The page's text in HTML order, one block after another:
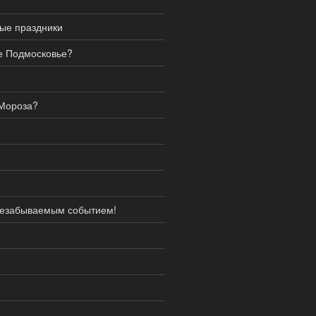
праздники
событием!